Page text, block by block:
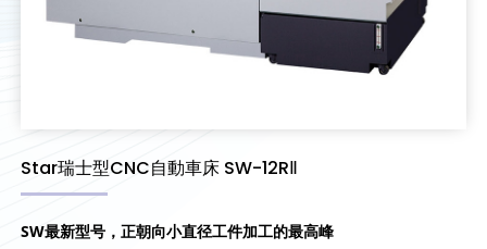
Star瑞士型CNC自動車床 SW-12RⅡ
SW最新型号，正朝向小直径工件加工的最高峰